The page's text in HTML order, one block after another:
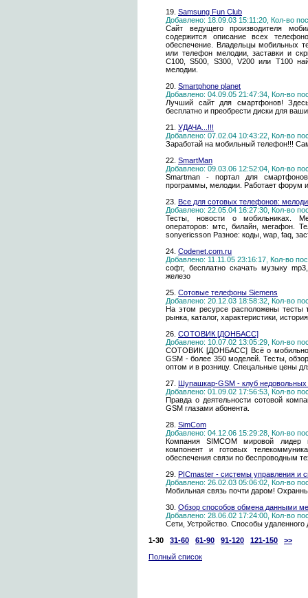
19. Samsung Fun Club
Добавлено: 18.09.03 15:11:20, Кол-во
Сайт ведущего производителя
содержится описание всех
обеспечение. Владельцы мобильных
или телефон мелодии, заставки и
C100, S500, S300, V200 или T100
мелодии.
20. Smartphone planet
Добавлено: 04.09.05 21:47:34, Кол-во
Лучший сайт для смартфонов!
бесплатно и преобрести диски для
21. УДАЧА...!!!
Добавлено: 07.02.04 10:43:22, Кол-во
Заработай на мобильный телефон!!!
22. SmartMan
Добавлено: 09.03.06 12:52:04, Кол-во
Smartman - портал для
программы, мелодии. Работает форум
23. Все для сотовых телефонов:
Добавлено: 22.05.04 16:27:30, Кол-во
Тесты, новости о мобильниках.
операторов: мтс, билайн, мегафон.
sonyericsson Разное: коды, wap, faq,
24. Codenet.com.ru
Добавлено: 11.11.05 23:16:17, Кол-во
софт, бесплатно скачать музыку
железо
25. Сотовые телефоны Siemens
Добавлено: 20.12.03 18:58:32, Кол-во
На этом ресурсе расположены тесты
рынка, каталог, характеристики,
26. СОТОВИК [ДОНБАСС]
Добавлено: 10.07.02 13:05:29, Кол-во
СОТОВИК [ДОНБАСС] Всё о мобильной
GSM - более 350 моделей. Тесты,
оптом и в розницу. Спецальные цены
27. Шупашкар-GSM - клуб недовольных
Добавлено: 01.09.02 17:56:53, Кол-во
Правда о деятельности сотовой
GSM глазами абонента.
28. SimCom
Добавлено: 04.12.06 15:29:28, Кол-во
Компания SIMCOM мировой лидер
компонент и готовых
обеспечения связи по беспроводным
29. PICmaster - системы управления и
Добавлено: 26.02.03 05:06:02, Кол-во
Мобильная связь почти даром!
30. Обзор способов обмена данными
Добавлено: 28.06.02 17:24:00, Кол-во
Сети, Устройство. Способы удаленного
1-30
31-60 61-90 91-120 121-150
>>
Полный список